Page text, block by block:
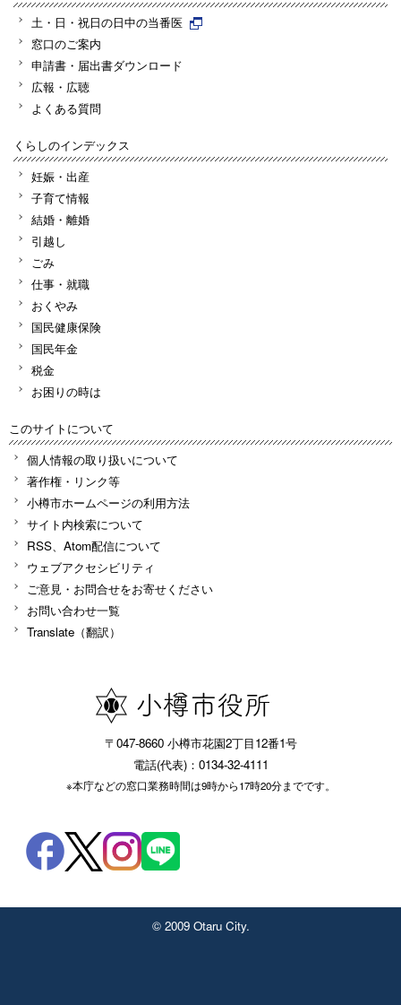
土・日・祝日の日中の当番医
窓口のご案内
申請書・届出書ダウンロード
広報・広聴
よくある質問
くらしのインデックス
妊娠・出産
子育て情報
結婚・離婚
引越し
ごみ
仕事・就職
おくやみ
国民健康保険
国民年金
税金
お困りの時は
このサイトについて
個人情報の取り扱いについて
著作権・リンク等
小樽市ホームページの利用方法
サイト内検索について
RSS、Atom配信について
ウェブアクセシビリティ
ご意見・お問合せをお寄せください
お問い合わせ一覧
Translate（翻訳）
〒047-8660 小樽市花園2丁目12番1号
電話(代表)：0134-32-4111
※本庁などの窓口業務時間は9時から17時20分までです。
© 2009 Otaru City.